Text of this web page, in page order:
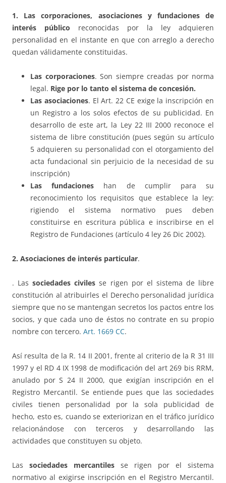
1. Las corporaciones, asociaciones y fundaciones de
interés público reconocidas por la ley adquieren
personalidad en el instante en que con arreglo a derecho
quedan válidamente constituidas.
Las corporaciones. Son siempre creadas por norma
legal. Rige por lo tanto el sistema de concesión.
Las asociaciones. El Art. 22 CE exige la inscripción en
un Registro a los solos efectos de su publicidad. En
desarrollo de este art, la Ley 22 III 2000 reconoce el
sistema de libre constitución (pues según su artículo
5 adquieren su personalidad con el otorgamiento del
acta fundacional sin perjuicio de la necesidad de su
inscripción)
Las fundaciones han de cumplir para su
reconocimiento los requisitos que establece la ley:
rigiendo el sistema normativo pues deben
constituirse en escritura pública e inscribirse en el
Registro de Fundaciones (artículo 4 ley 26 Dic 2002).
2. Asociaciones de interés particular.
. Lassociedades civiles se rigen por el sistema de libre
constitución al atribuirles el Derecho personalidad jurídica
siempre que no se mantengan secretos los pactos entre los
socios, y que cada uno de éstos no contrate en su propio
nombre con tercero. Art. 1669 CC.
Así resulta de la R. 14 II 2001, frente al criterio de la R 31 III
1997 y el RD 4 IX 1998 de modificación del art 269 bis RRM,
anulado por S 24 II 2000, que exigían inscripción en el
Registro Mercantil. Se entiende pues que las sociedades
civiles tienen personalidad por la sola publicidad de
hecho, esto es, cuando se exteriorizan en el tráfico jurídico
relacionándose con terceros y desarrollando las
actividades que constituyen su objeto.
Las sociedades mercantiles se rigen por el sistema
normativo al exigirse inscripción en el Registro Mercantil.